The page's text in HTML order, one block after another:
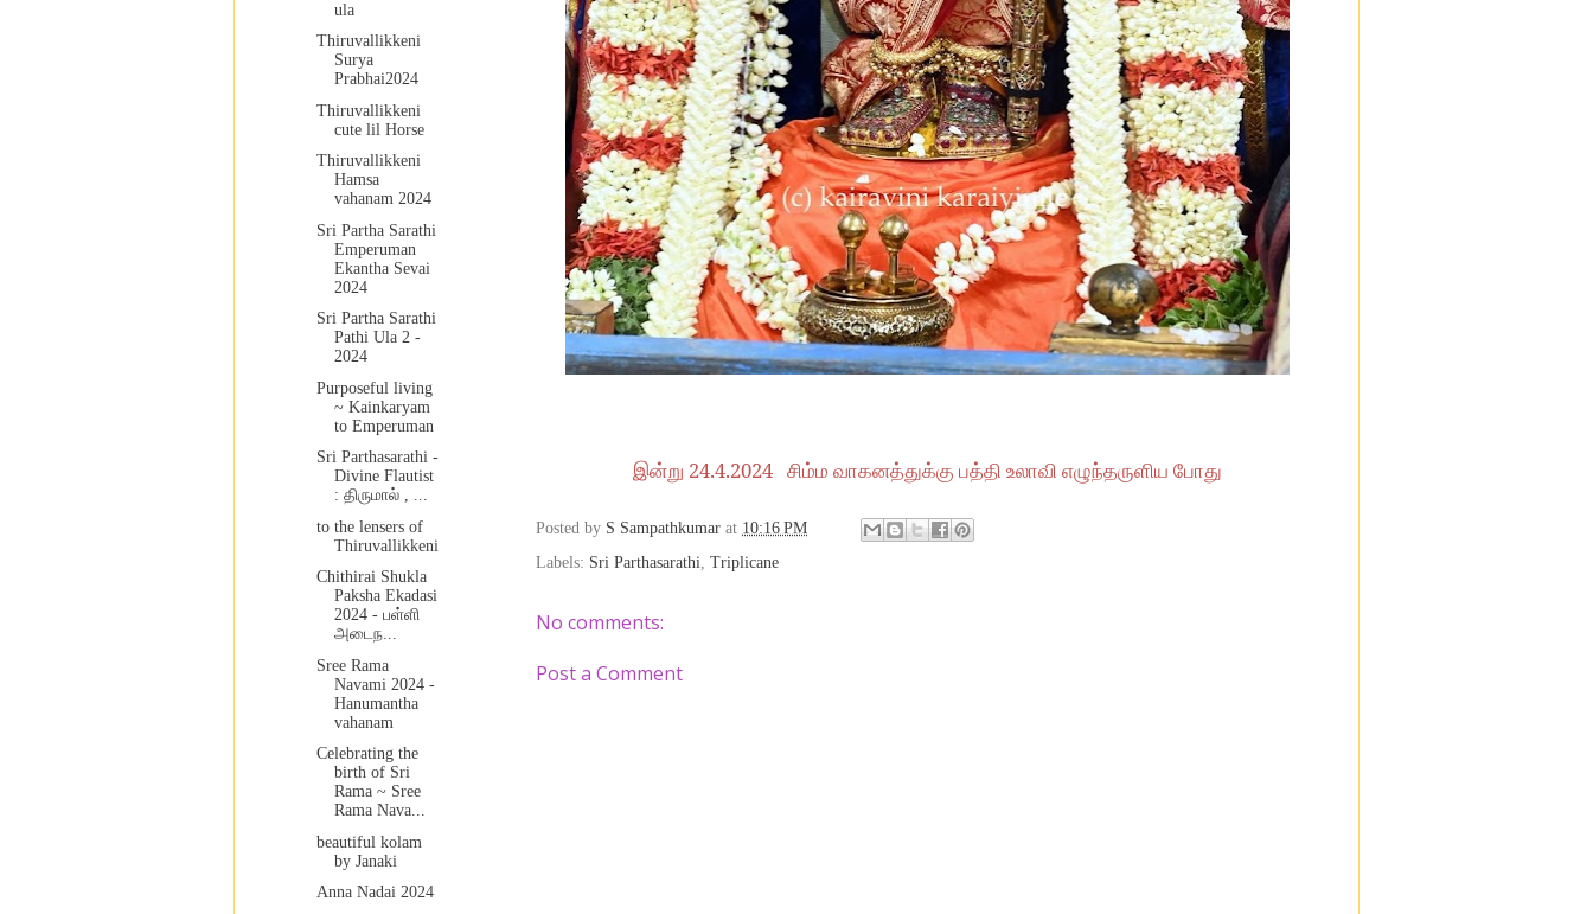
இன்று 24.4.2024 சிம்ம வாகனத்துக்கு பத்தி உலாவி எழுந்தருளிய போது
Posted by S Sampathkumar at 10:16 PM
Labels: Sri Parthasarathi, Triplicane
No comments:
Post a Comment
ula
Thiruvallikkeni
Surya
Prabhai2024
Thiruvallikkeni
cute lil Horse
Thiruvallikkeni
Hamsa
vahanam 2024
Sri Partha Sarathi
Emperuman
Ekantha Sevai
2024
Sri Partha Sarathi
Pathi Ula 2 -
2024
Purposeful living
~ Kainkaryam
to Emperuman
Sri Parthasarathi -
Divine Flautist
: திருமால் , ...
to the lensers of
Thiruvallikkeni
Chithirai Shukla
Paksha Ekadasi
2024 - பள்ளி
அடைந...
Sree Rama
Navami 2024 -
Hanumantha
vahanam
Celebrating the
birth of Sri
Rama ~ Sree
Rama Nava...
beautiful kolam
by Janaki
Anna Nadai 2024